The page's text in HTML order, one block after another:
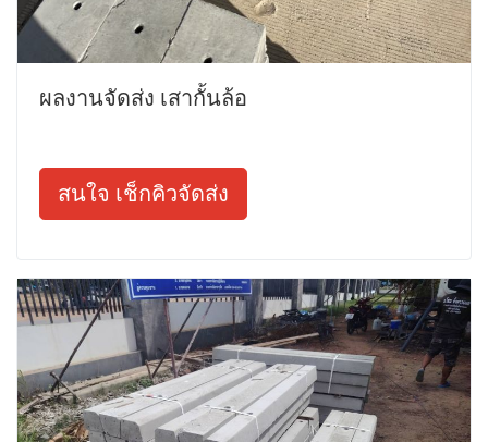
ผลงานจัดส่ง เสากั้นล้อ
สนใจ เช็กคิวจัดส่ง